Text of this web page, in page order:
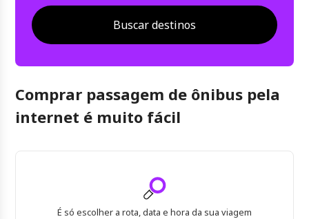
Buscar destinos
Comprar passagem de ônibus pela
internet é muito fácil
É só escolher a rota, data e hora da sua viagem